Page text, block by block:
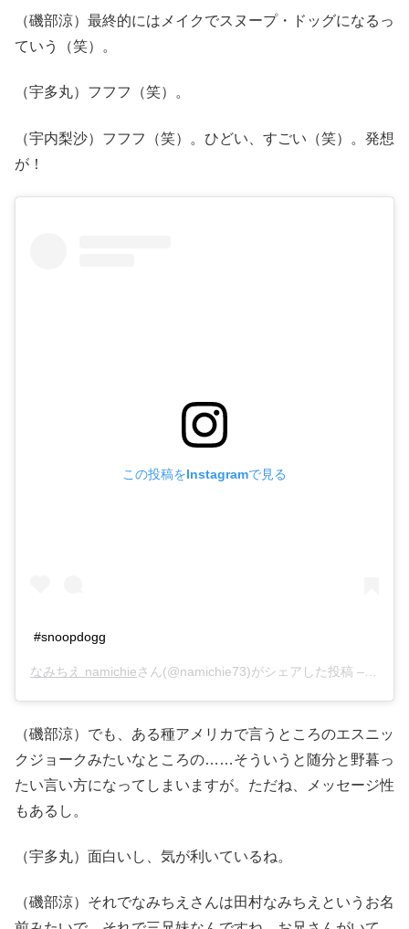
（磯部涼）最終的にはメイクでスヌープ・ドッグになるっ
ていう（笑）。
（宇多丸）フフフ（笑）。
（宇内梨沙）フフフ（笑）。ひどい、すごい（笑）。発想
が！
この投稿をInstagramで見る
#snoopdogg
なみちえ namichieさん(@namichie73)がシェアした投稿 –
（磯部涼）でも、ある種アメリカで言うところのエスニッ
クジョークみたいなところの……そういうと随分と野暮っ
たい言い方になってしまいますが。ただね、メッセージ性
もあるし。
（宇多丸）面白いし、気が利いているね。
（磯部涼）それでなみちえさんは田村なみちえというお名